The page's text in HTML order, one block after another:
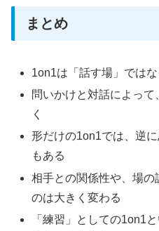
まとめ
1on1は「話す場」では
問いかけと対話によっ
く
形だけの1on1では、逆
もある
相手との関係性や、場の
のは大きく変わる
「練習」としての1on1